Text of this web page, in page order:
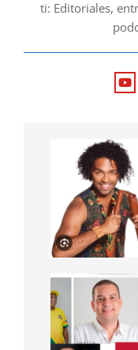
ti: Editoriales,